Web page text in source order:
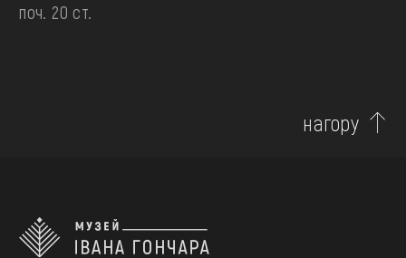
поч. 20 ст.
нагору